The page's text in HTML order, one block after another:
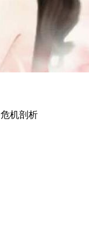
机剖析